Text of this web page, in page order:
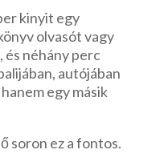
kinyit egy
olvasót vagy
néhány perc
autójában
egy másik
soron ez a fontos.